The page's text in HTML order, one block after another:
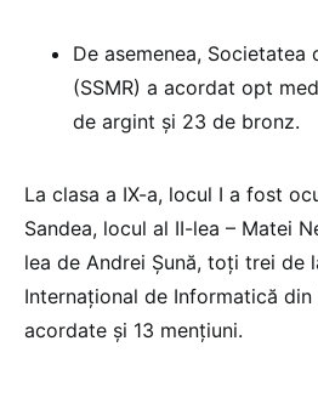
De asemenea,
(SSMR) a acordat opt
de argint şi 23 de bronz.
La clasa a IX-a, locul I a fost
Sandea, locul al II-lea – Matei
lea de Andrei Şună, toţi trei de
Internaţional de Informatică din
acordate şi 13 menţiuni.